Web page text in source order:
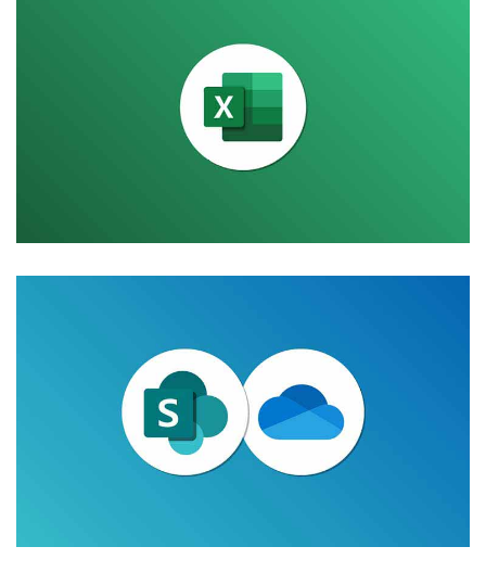
Excel Máster
Conviértete en un experto en el análisis y presentación de
información de valor.
Conecta tus Archivos
Gestiona tus documentos a través de dos potentes
espacios en la nube.